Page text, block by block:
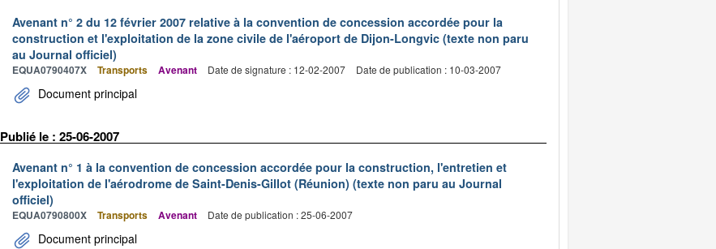
Avenant n° 2 du 12 février 2007 relative à la convention de concession accordée pour la
construction et l'exploitation de la zone civile de l'aéroport de Dijon-Longvic (texte non paru
au Journal officiel)
EQUA0790407X Transports Avenant Date de signature : 12-02-2007 Date de publication : 10-03-2007
Document principal
Publié le : 25-06-2007
Avenant n° 1 à la convention de concession accordée pour la construction, l'entretien et
l'exploitation de l'aérodrome de Saint-Denis-Gillot (Réunion) (texte non paru au Journal
officiel)
EQUA0790800X Transports Avenant Date de publication : 25-06-2007
Document principal